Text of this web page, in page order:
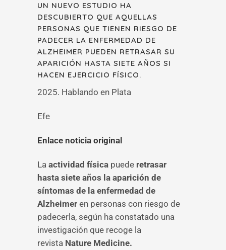
UN NUEVO ESTUDIO HA
DESCUBIERTO QUE AQUELLAS
PERSONAS QUE TIENEN RIESGO DE
PADECER LA ENFERMEDAD DE
ALZHEIMER PUEDEN RETRASAR SU
APARICIÓN HASTA SIETE AÑOS SI
HACEN EJERCICIO FÍSICO.
2025. Hablando en Plata
Efe
Enlace noticia original
La actividad física puede retrasar
hasta siete años la aparición de
síntomas de la enfermedad de
Alzheimer en personas con riesgo de
padecerla, según ha constatado una
investigación que recoge la
revista Nature Medicine.